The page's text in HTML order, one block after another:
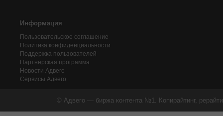
Информация
Пользовательское соглашение
Политика конфиденциальности
Поддержка пользователей
Партнерская программа
Новости Адвего
Сервисы Адвего
© Адвего — биржа контента №1. Копирайтинг,